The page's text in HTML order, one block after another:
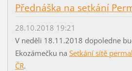
Přednáška na setkání
28.10.2018 19:21
V neděli 18.11.2018 dopoledne
Ekozámečku na Setkání sítě
ČR.